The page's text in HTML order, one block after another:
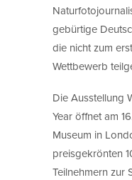
gebürtige
die nicht zum
Wettbewerb
Die Ausstellung
Year öffnet am
Museum in
preisgekrönten
Teilnehmern zur